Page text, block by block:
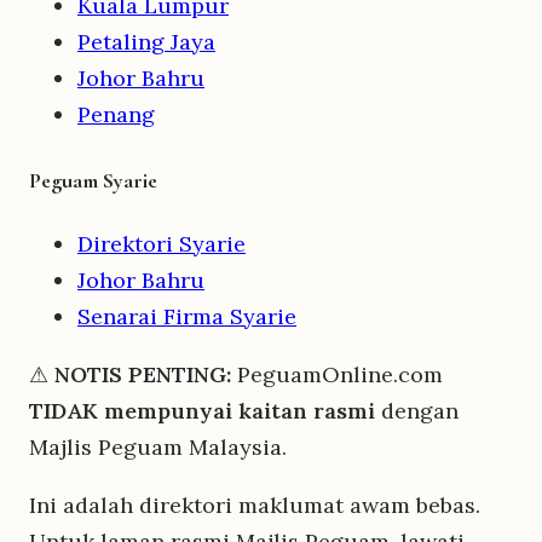
Petaling Jaya
Johor Bahru
Penang
Peguam Syarie
Direktori Syarie
Johor Bahru
Senarai Firma Syarie
⚠ NOTIS PENTING: PeguamOnline.com
TIDAK mempunyai kaitan rasmi dengan
Majlis Peguam Malaysia.
Ini adalah direktori maklumat awam bebas.